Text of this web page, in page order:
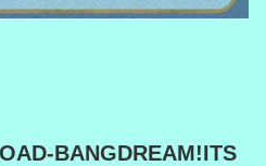
BANGDREAM!ITS